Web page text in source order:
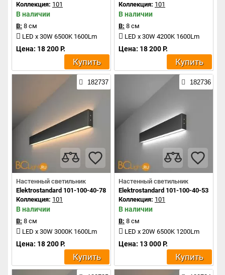
Коллекция: 101
В наличии
В: 8 см
LED x 30W 6500K 1600Lm
Цена: 18 200 Р.
Купить
Коллекция: 101
В наличии
В: 8 см
LED x 30W 4200K 1600Lm
Цена: 18 200 Р.
Купить
182737
Настенный светильник
Elektrostandard 101-100-40-78 a042926
Коллекция: 101
В наличии
В: 8 см
LED x 30W 3000K 1600Lm
Цена: 18 200 Р.
Купить
182736
Настенный светильник
Elektrostandard 101-100-40-53
Коллекция: 101
В наличии
В: 8 см
LED x 20W 6500K 1200Lm
Цена: 13 000 Р.
Купить